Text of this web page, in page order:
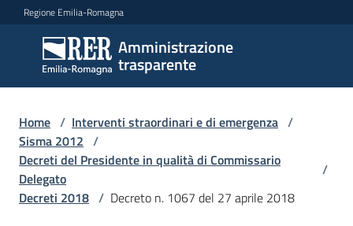
Vai al contenuto
Vai alla navigazione
Vai al footer
Regione Emilia-Romagna
Amministrazione
trasparente
Amministrazione
trasparente
Sottosezioni
Accesso
Home / Interventi straordinari e di emergenza /
Sisma 2012 /
Decreti del Presidente in qualità di Commissario
Delegato
/
Decreti 2018 / Decreto n. 1067 del 27 aprile 2018